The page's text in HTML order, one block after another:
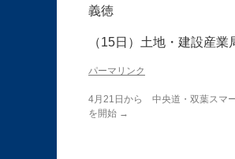
義徳
（15日）土地・建設産
パーマリンク
4月21日から 中央道・双葉スマ
を開始 →